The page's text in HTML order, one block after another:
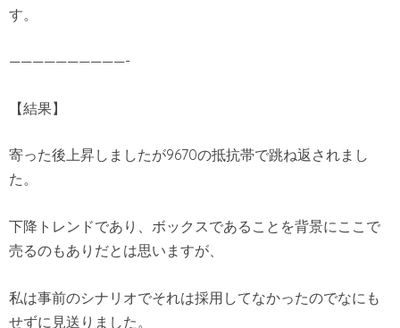
す。
——————————-
【結果】
寄った後上昇しましたが9670の抵抗帯で跳ね返されまし
た。
下降トレンドであり、ボックスであることを背景にここで
売るのもありだとは思いますが、
私は事前のシナリオでそれは採用してなかったのでなにも
せずに見送りました。